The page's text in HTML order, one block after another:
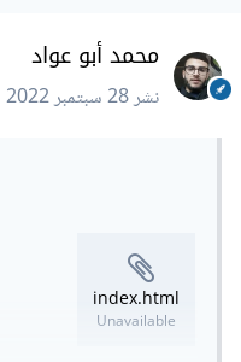
محمد أبو عواد
نشر28 سبتمبر 2022
index.html
Unavailable